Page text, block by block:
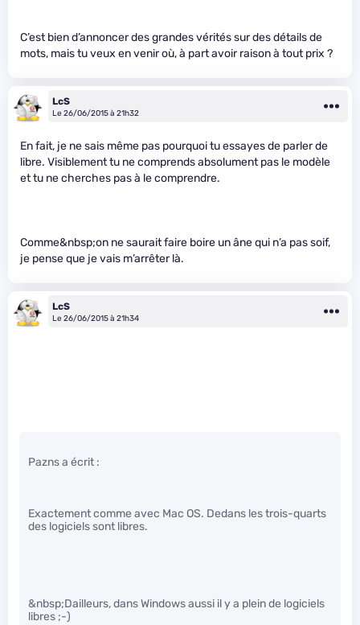
C’est bien d’annoncer des grandes vérités sur des détails de
mots, mais tu veux en venir où, à part avoir raison à tout prix ?
LcS
Le 26/06/2015 à 21h32
En fait, je ne sais même pas pourquoi tu essayes de parler de
libre. Visiblement tu ne comprends absolument pas le modèle
et tu ne cherches pas à le comprendre.
Comme&nbsp;on ne saurait faire boire un âne qui n’a pas soif,
je pense que je vais m’arrêter là.
LcS
Le 26/06/2015 à 21h34
Pazns a écrit :
Exactement comme avec Mac OS. Dedans les trois-quarts
des logiciels sont libres.
&nbsp;Dailleurs, dans Windows aussi il y a plein de logiciels
libres ;-)